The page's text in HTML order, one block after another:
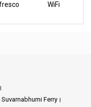
WiFi
Ferry